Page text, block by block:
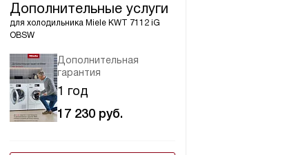
Дополнительные услуги
для холодильника Miele KWT 7112 iG
OBSW
Дополнительная
гарантия
1 год
17 230 руб.